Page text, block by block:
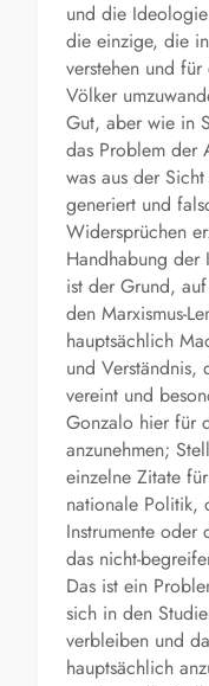
und die
die einzige, die
verstehen und
Völker
Gut, aber wie in
das Problem der
was aus der
generiert und
Widersprüchen
Handhabung der
ist der Grund,
den Marxismus-
hauptsächlich
und Verständnis,
vereint und
Gonzalo hier für
anzunehmen;
einzelne Zitate
nationale Politik,
Instrumente oder
das nicht-
Das ist ein
sich in den
verbleiben und
hauptsächlich